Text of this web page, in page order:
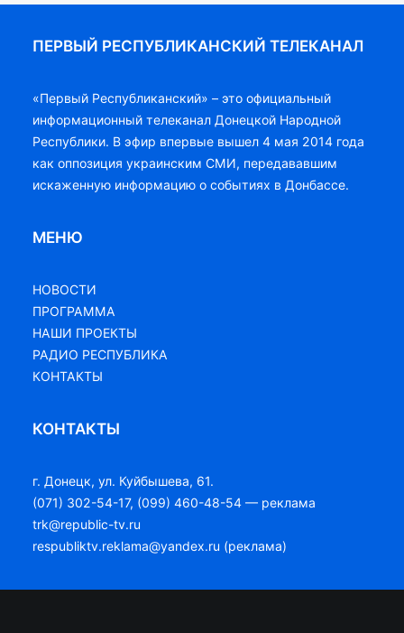
ПЕРВЫЙ РЕСПУБЛИКАНСКИЙ ТЕЛЕКАНАЛ
«Первый Республиканский» – это официальный
информационный телеканал Донецкой Народной
Республики. В эфир впервые вышел 4 мая 2014 года
как оппозиция украинским СМИ, передававшим
искаженную информацию о событиях в Донбассе.
МЕНЮ
НОВОСТИ
ПРОГРАММА
НАШИ ПРОЕКТЫ
РАДИО РЕСПУБЛИКА
КОНТАКТЫ
КОНТАКТЫ
г. Донецк, ул. Куйбышева, 61.
(071) 302-54-17, (099) 460-48-54 — реклама
trk@republic-tv.ru
respubliktv.reklama@yandex.ru (реклама)